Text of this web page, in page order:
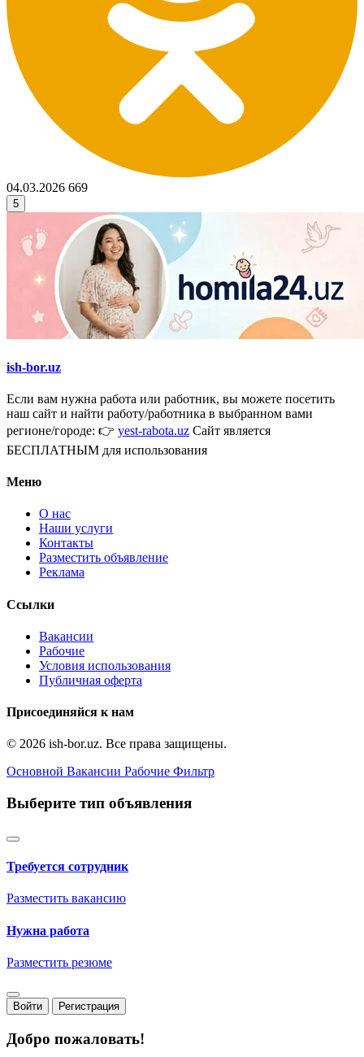
04.03.2026 669
5
ish-bor.uz
Если вам нужна работа или работник, вы можете посетить
наш сайт и найти работу/работника в выбранном вами
регионе/городе: 👉 yest-rabota.uz Сайт является
БЕСПЛАТНЫМ для использования
Меню
О нас
Наши услуги
Контакты
Разместить объявление
Реклама
Ссылки
Вакансии
Рабочие
Условия использования
Публичная оферта
Присоединяйся к нам
© 2026 ish-bor.uz. Все права защищены.
Основной Вакансии Рабочие Фильтр
Выберите тип объявления
Требуется сотрудник
Разместить вакансию
Нужна работа
Разместить резюме
Войти Регистрация
Добро пожаловать!